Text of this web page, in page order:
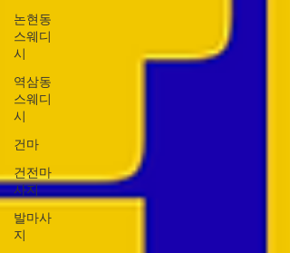
논현동
스웨디
시
역삼동
스웨디
시
건마
건전마
사지
발마사
지